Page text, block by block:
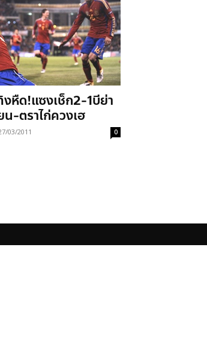
หืด!แซงเช็ก2-1บีย่า
-ตราไก่ควงเฮ
03/2011 0